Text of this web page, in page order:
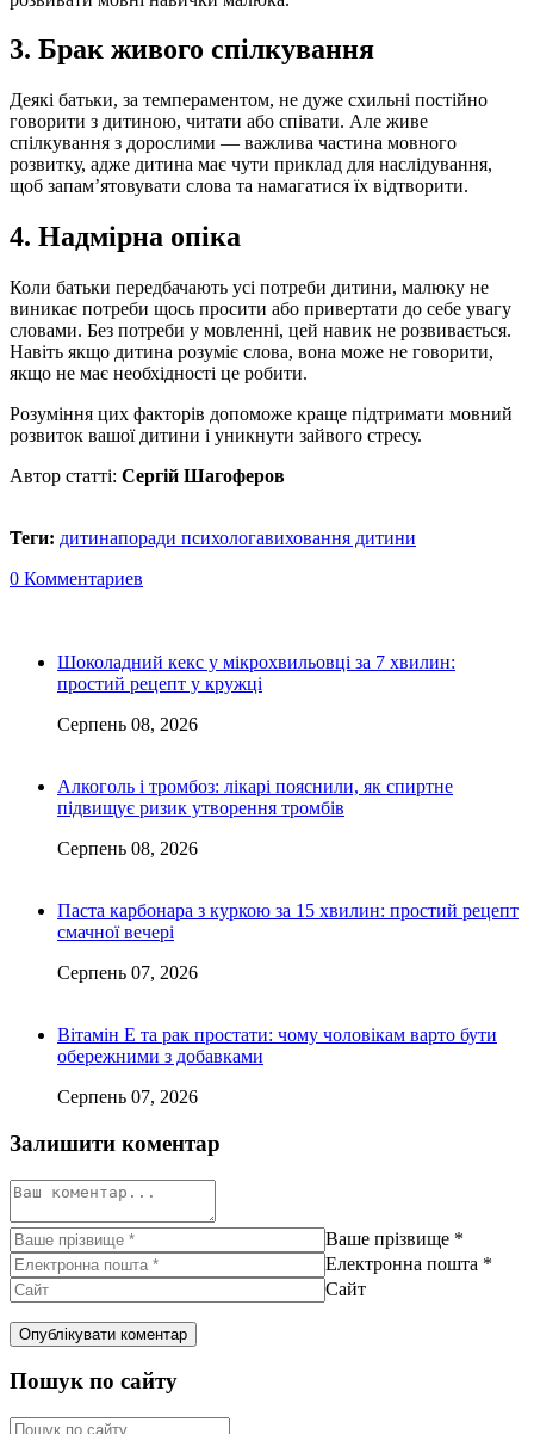
3. Брак живого спілкування
Деякі батьки, за темпераментом, не дуже схильні постійно
говорити з дитиною, читати або співати. Але живе
спілкування з дорослими — важлива частина мовного
розвитку, адже дитина має чути приклад для наслідування,
щоб запам’ятовувати слова та намагатися їх відтворити.
4. Надмірна опіка
Коли батьки передбачають усі потреби дитини, малюку не
виникає потреби щось просити або привертати до себе увагу
словами. Без потреби у мовленні, цей навик не розвивається.
Навіть якщо дитина розуміє слова, вона може не говорити,
якщо не має необхідності це робити.
Розуміння цих факторів допоможе краще підтримати мовний
розвиток вашої дитини і уникнути зайвого стресу.
Автор статті: Сергій Шагоферов
Теги: дитинапоради психологавиховання дитини
0 Комментариев
Шоколадний кекс у мікрохвильовці за 7 хвилин:
простий рецепт у кружці
Серпень 08, 2026
Алкоголь і тромбоз: лікарі пояснили, як спиртне
підвищує ризик утворення тромбів
Серпень 08, 2026
Паста карбонара з куркою за 15 хвилин: простий рецепт
смачної вечері
Серпень 07, 2026
Вітамін Е та рак простати: чому чоловікам варто бути
обережними з добавками
Серпень 07, 2026
Залишити коментар
Ваше прізвище *
Електронна пошта *
Сайт
Пошук по сайту